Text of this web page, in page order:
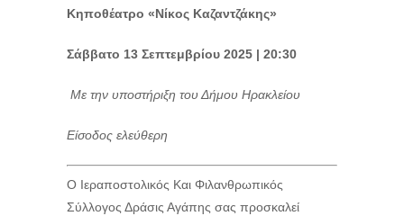
Κηποθέατρο «Νίκος Καζαντζάκης»
Σάββατο 13 Σεπτεμβρίου 2025 | 20:30
Με την υποστήριξη του Δήμου Ηρακλείου
Είσοδος ελεύθερη
Ο Ιεραποστολικός Και Φιλανθρωπικός
Σύλλογος Δράσις Αγάπης σας προσκαλεί